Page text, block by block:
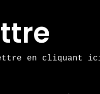
en cliquant